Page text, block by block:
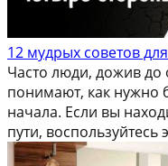
12 мудрых советов
Часто люди, дожив до
понимают, как нужно
начала. Если вы
пути, воспользуйтесь